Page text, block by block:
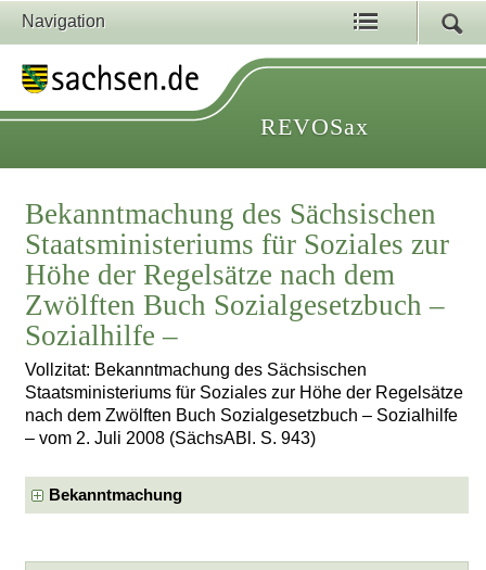
Navigation
REVOSax
Bekanntmachung des Sächsischen
Staatsministeriums für Soziales zur
Höhe der Regelsätze nach dem
Zwölften Buch Sozialgesetzbuch –
Sozialhilfe –
Vollzitat: Bekanntmachung des Sächsischen
Staatsministeriums für Soziales zur Höhe der Regelsätze
nach dem Zwölften Buch Sozialgesetzbuch – Sozialhilfe
– vom 2. Juli 2008 (SächsABl. S. 943)
Bekanntmachung